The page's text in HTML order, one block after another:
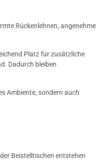
Rückenlehnen, angenehme
Platz für zusätzliche
Dadurch bleiben
Ambiente, sondern auch
Beistelltischen entstehen